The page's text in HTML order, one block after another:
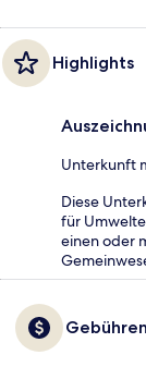
Highlights
Unterkunft
Diese
für
einen oder